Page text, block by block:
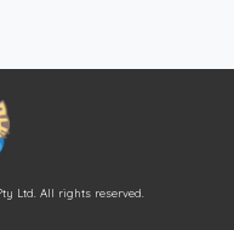
Ltd. All rights reserved.